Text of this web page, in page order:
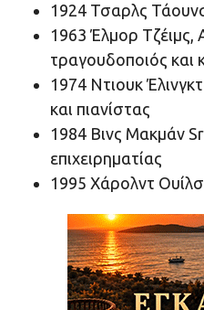
1924 Τσαρλς
1963 Έλμορ Τζέιμς,
τραγουδοποιός και
1974 Ντιουκ
και πιανίστας
1984 Βινς Μακμάν
επιχειρηματίας
1995 Χάρολντ